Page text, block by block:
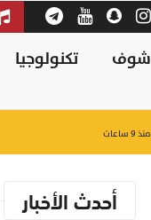
شوف تكنولوجيا
منذ ٩ ساعات
أحدث الأخبار